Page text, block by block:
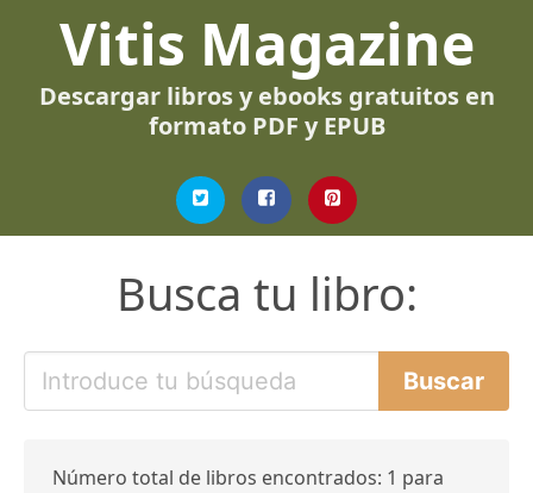
Vitis Magazine
Descargar libros y ebooks gratuitos en
formato PDF y EPUB
Busca tu libro:
Número total de libros encontrados: 1 para